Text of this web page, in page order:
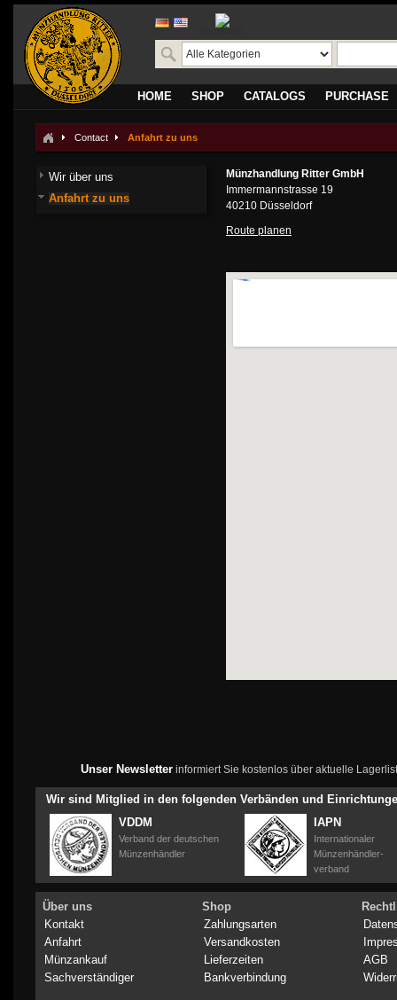
translate
HOME SHOP CATALOGS PURCHASE
Contact Anfahrt zu uns
Münzhandlung Ritter GmbH
Immermannstrasse 19
40210 Düsseldorf
Route planen
Wir über uns
Anfahrt zu uns
Unser Newsletterinformiert Sie kostenlos über aktuelle
Wir sind Mitglied in den folgenden Verbänden und
VDDM
Verband der deutschen
Münzenhändler
IAPN
Internationaler
Münzenhändler-
verband
Über uns
Kontakt
Anfahrt
Münzankauf
Sachverständiger
Shop
Zahlungsarten
Versandkosten
Lieferzeiten
Bankverbindung
AGB